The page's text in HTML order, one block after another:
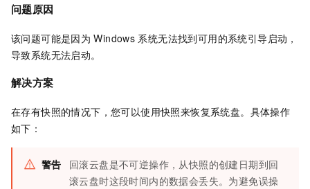
问题原因
该问题可能是因为 Windows 系统无法找到可用的系统引导启动，
导致系统无法启动。
解决方案
在存有快照的情况下，您可以使用快照来恢复系统盘。具体操作
如下：
警告
回滚云盘是不可逆操作，从快照的创建日期到回
滚云盘时这段时间内的数据会丢失。为避免误操